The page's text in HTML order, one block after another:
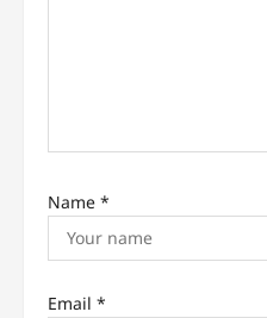
n
Name *
Email *